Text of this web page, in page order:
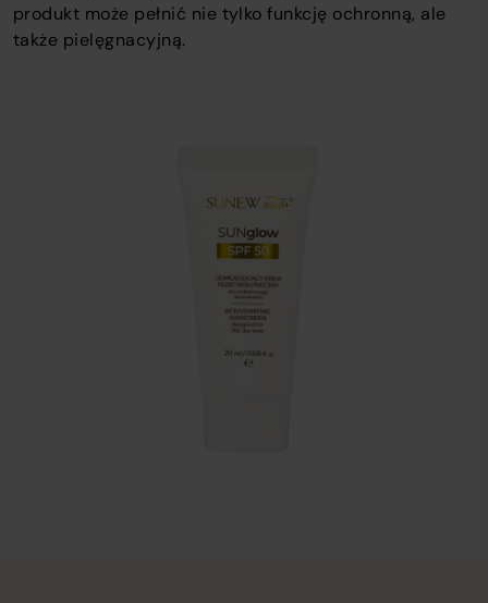
produkt może pełnić nie tylko funkcję ochronną, ale
także pielęgnacyjną.